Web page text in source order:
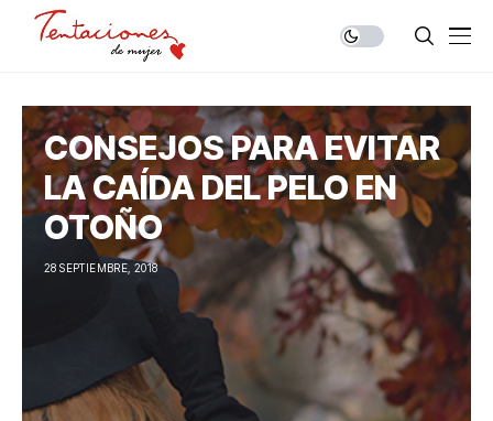
CONSEJOS PARA EVITAR
LA CAÍDA DEL PELO EN
OTOÑO
28 SEPTIEMBRE, 2018